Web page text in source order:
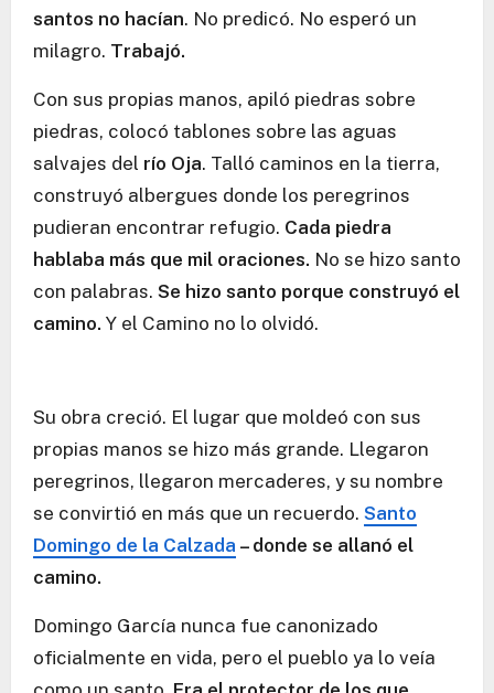
santos no hacían. No predicó. No esperó un
milagro. Trabajó.
Con sus propias manos, apiló piedras sobre
piedras, colocó tablones sobre las aguas
salvajes del río Oja. Talló caminos en la tierra,
construyó albergues donde los peregrinos
pudieran encontrar refugio. Cada piedra
hablaba más que mil oraciones. No se hizo santo
con palabras. Se hizo santo porque construyó el
camino. Y el Camino no lo olvidó.
Su obra creció. El lugar que moldeó con sus
propias manos se hizo más grande. Llegaron
peregrinos, llegaron mercaderes, y su nombre
se convirtió en más que un recuerdo. Santo
Domingo de la Calzada – donde se allanó el
camino.
Domingo García nunca fue canonizado
oficialmente en vida, pero el pueblo ya lo veía